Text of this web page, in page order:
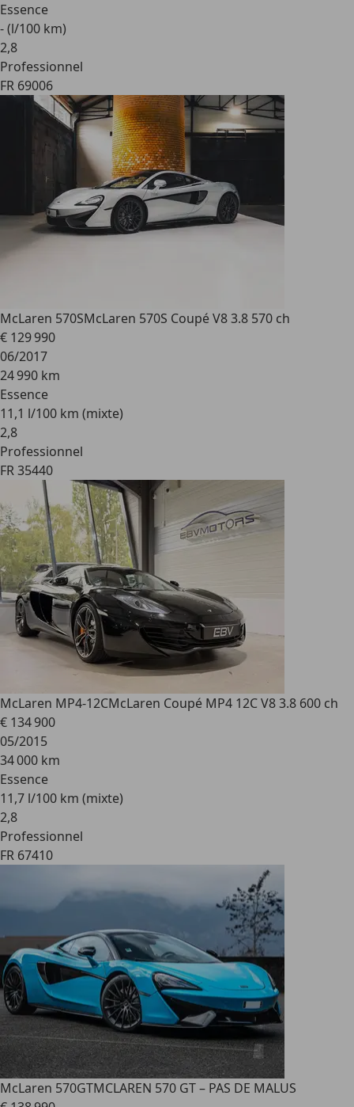
Essence
- (l/100 km)
2,8
Professionnel
FR 69006
McLaren 570SMcLaren 570S Coupé V8 3.8 570 ch
€ 129 990
06/2017
24 990 km
Essence
11,1 l/100 km (mixte)
2,8
Professionnel
FR 35440
McLaren MP4-12CMcLaren Coupé MP4 12C V8 3.8 600 ch
€ 134 900
05/2015
34 000 km
Essence
11,7 l/100 km (mixte)
2,8
Professionnel
FR 67410
McLaren 570GTMCLAREN 570 GT – PAS DE MALUS